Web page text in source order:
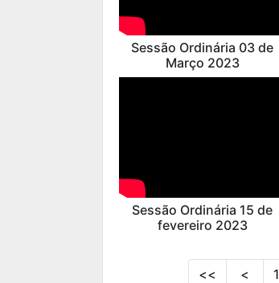
Sessão Ordinária 03 de
Março 2023
Sessão Ordinária 15 de
fevereiro 2023
<< < 1